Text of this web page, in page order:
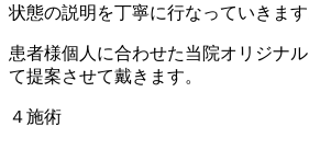
状態の説明を丁寧に行なっていきます
患者様個人に合わせた当院オリジナ
て提案させて戴きます。
４施術